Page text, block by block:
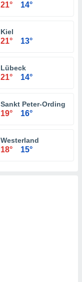
21° 14°
Kiel
21° 13°
Lübeck
21° 14°
Sankt Peter-Ording
19° 16°
Westerland
18° 15°